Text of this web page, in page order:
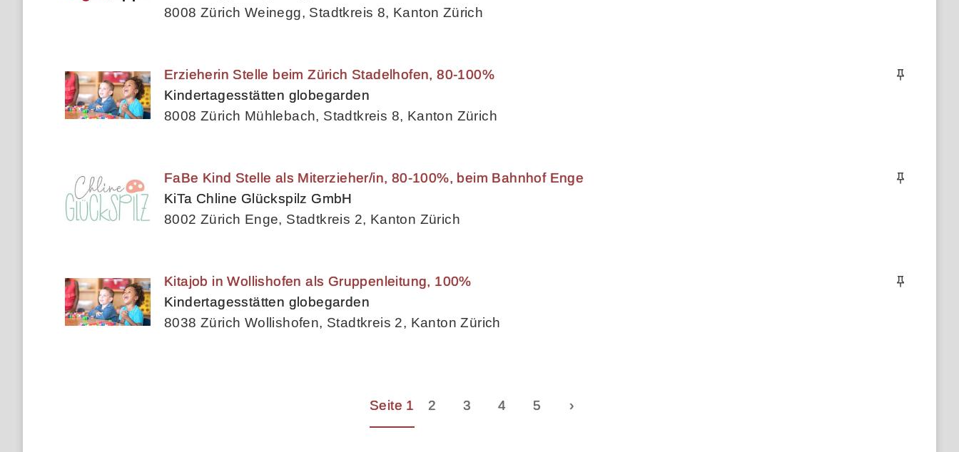
8008 Zürich Weinegg, Stadtkreis 8, Kanton Zürich
Erzieherin Stelle beim Zürich Stadelhofen, 80-100%
Kindertagesstätten globegarden
8008 Zürich Mühlebach, Stadtkreis 8, Kanton Zürich
FaBe Kind Stelle als Miterzieher/in, 80-100%, beim Bahnhof Enge
KiTa Chline Glückspilz GmbH
8002 Zürich Enge, Stadtkreis 2, Kanton Zürich
Kitajob in Wollishofen als Gruppenleitung, 100%
Kindertagesstätten globegarden
8038 Zürich Wollishofen, Stadtkreis 2, Kanton Zürich
Seite 1 2 3 4 5 ›